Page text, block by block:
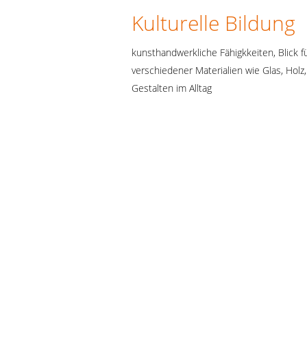
Kulturelle Bildung
kunsthandwerkliche Fähigkkeiten, Blick
verschiedener Materialien wie Glas,
Gestalten im Alltag